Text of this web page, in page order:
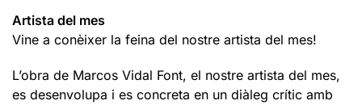
Artista del mes
Vine a conèixer la feina del nostre artista del mes!
L’obra de Marcos Vidal Font, el nostre artista del mes,
es desenvolupa i es concreta en un diàleg crític amb